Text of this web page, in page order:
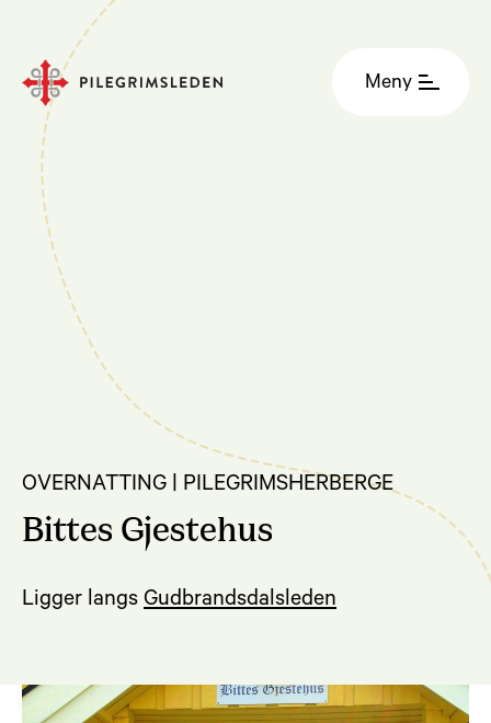
Meny
OVERNATTING | PILEGRIMSHERBERGE
Bittes Gjestehus
Ligger langs Gudbrandsdalsleden